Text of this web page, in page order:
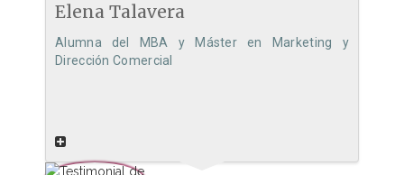
Elena Talavera
Alumna del MBA y Máster en Marketing y
Dirección Comercial